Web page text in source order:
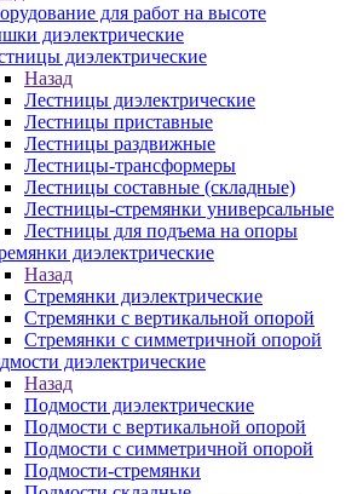
для работ на высоте
диэлектрические
диэлектрические
Назад
Лестницы диэлектрические
Лестницы приставные
Лестницы раздвижные
Лестницы-трансформеры
Лестницы составные (складные)
Лестницы-стремянки универсальные
Лестницы для подъема на опоры
диэлектрические
Назад
Стремянки диэлектрические
Стремянки с вертикальной опорой
Стремянки с симметричной опорой
диэлектрические
Назад
Подмости диэлектрические
Подмости с вертикальной опорой
Подмости с симметричной опорой
Подмости-стремянки